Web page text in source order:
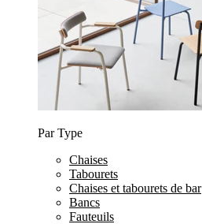
Par Type
Chaises
Tabourets
Chaises et tabourets de bar
Bancs
Fauteuils